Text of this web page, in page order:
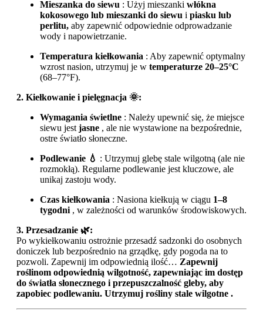
Mieszanka do siewu : Użyj mieszanki włókna
kokosowego lub mieszanki do siewu i piasku lub
perlitu, aby zapewnić odpowiednie odprowadzanie
wody i napowietrzanie.
Temperatura kiełkowania : Aby zapewnić optymalny
wzrost nasion, utrzymuj je w temperaturze 20–25°C
(68–77°F).
2. Kiełkowanie i pielęgnacja 🌞:
Wymagania świetlne : Należy upewnić się, że miejsce
siewu jest jasne , ale nie wystawione na bezpośrednie,
ostre światło słoneczne.
Podlewanie 💧 : Utrzymuj glebę stale wilgotną (ale nie
rozmokłą). Regularne podlewanie jest kluczowe, ale
unikaj zastoju wody.
Czas kiełkowania : Nasiona kiełkują w ciągu 1–8
tygodni , w zależności od warunków środowiskowych.
3. Przesadzanie 🌿:
Po wykiełkowaniu ostrożnie przesadź sadzonki do osobnych
doniczek lub bezpośrednio na grządkę, gdy pogoda na to
pozwoli. Zapewnij im odpowiednią ilość… Zapewnij
roślinom odpowiednią wilgotność, zapewniając im dostęp
do światła słonecznego i przepuszczalność gleby, aby
zapobiec podlewaniu. Utrzymuj rośliny stale wilgotne .